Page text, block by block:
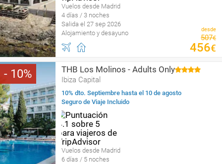
Vuelos desde Madrid
4 días / 3 noches
Salida el 27 sep 2026
Alojamiento y desayuno
desde
507€
456€
10 THB Los Molinos - Adults Only
Ibiza Capital
10% dto. Septiembre hasta el 10 de agosto
Seguro de Viaje Incluido
Vuelos desde Madrid
6 días / 5 noches